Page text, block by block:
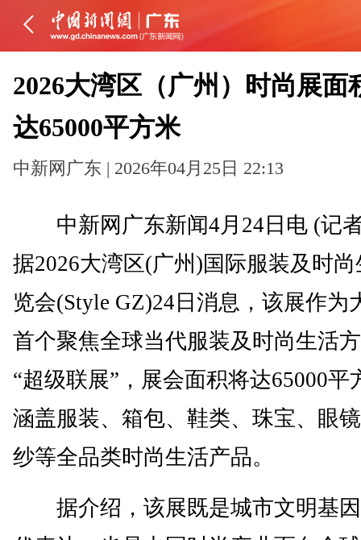
2026大湾区（广州）时尚展面
达65000平方米
中新网广东 | 2026年04月25日 22:13
中新网广东新闻4月24日电 (记
据2026大湾区(广州)国际服装及时
览会(Style GZ)24日消息，该展作为
首个聚焦全球当代服装及时尚生活
“超级联展”，展会面积将达65000平
涵盖服装、箱包、鞋类、珠宝、眼
纱等全品类时尚生活产品。
据介绍，该展既是城市文明基